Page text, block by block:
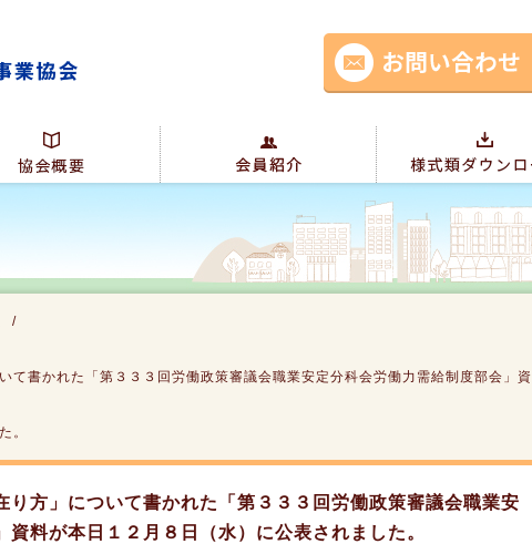
て書かれた「第３３３回労働政策審議会職業安定分科会労働力需給制度部会」資
。
り方」について書かれた「第３３３回労働政策審議会職業安
料が本日１２月８日（水）に公表されました。